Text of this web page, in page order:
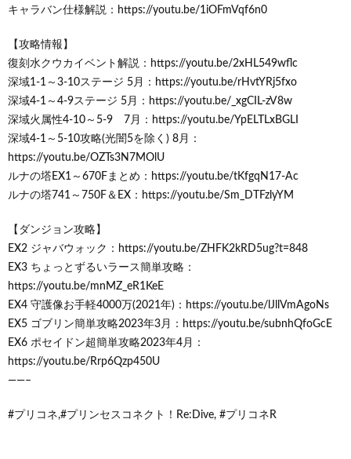
キャラバン仕様解説：https://youtu.be/1iOFmVqf6n0
【攻略情報】
復刻水クウカイベント解説：https://youtu.be/2xHL549wflc
深域1-1～3-10ステージ 5月：https://youtu.be/rHvtYRj5fxo
深域4-1～4-9ステージ 5月：https://youtu.be/_xgCIL-zV8w
深域火属性4-10～5-9 7月：https://youtu.be/YpELTLxBGLI
深域4-1～5-10攻略(光闇5を除く) 8月：
https://youtu.be/OZTs3N7MOlU
ルナの塔EX1～670Fまとめ：https://youtu.be/tKfgqN17-Ac
ルナの塔741～750F＆EX：https://youtu.be/Sm_DTFzlyYM
【ダンジョン攻略】
EX2 ジャバウォック：https://youtu.be/ZHFK2kRD5ug?t=848
EX3 ちょっとずるいラース簡単攻略：
https://youtu.be/mnMZ_eR1KeE
EX4 守護像お手軽4000万(2021年)：https://youtu.be/lJllVmAgoNs
EX5 ゴブリン簡単攻略2023年3月：https://youtu.be/subnhQfoGcE
EX6 ポセイドン超簡単攻略2023年4月：
https://youtu.be/Rrp6Qzp450U
——–
#プリコネ,#プリンセスコネクト！Re:Dive, #プリコネR